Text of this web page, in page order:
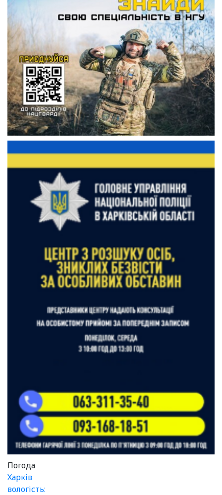
Погода
Харків
вологість: